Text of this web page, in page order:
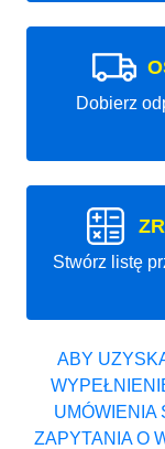
Dobierz
Stwórz listę
ABY
UMÓWIENIA
ZAPYTANIA O